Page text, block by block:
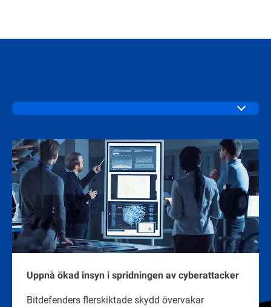
Uppnå ökad insyn i spridningen av cyberattacker
Bitdefenders flerskiktade skydd övervakar